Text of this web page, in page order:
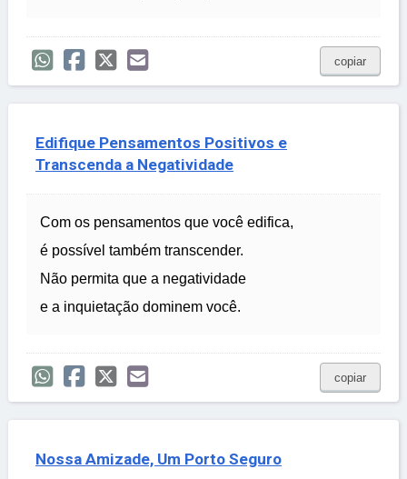
copiar
Edifique Pensamentos Positivos e
Transcenda a Negatividade
Com os pensamentos que você edifica,
é possível também transcender.
Não permita que a negatividade
e a inquietação dominem você.
copiar
Nossa Amizade, Um Porto Seguro